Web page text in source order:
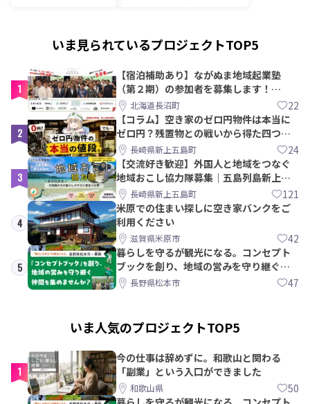
いま見られているプロジェクトTOP5
1
【宿泊補助あり】ながぬま地域起業塾
（第２期）の参加者を募集します！
【8/21〆】
北海道長沼町 22
2
【コラム】空き家のゼロ円物件は本当に
ゼロ円？残置物との戦いから得た四つの
教訓｜新上五島町
長崎県新上五島町 24
3
【交流好き歓迎】外国人と地域をつなぐ
地域おこし協力隊募集｜五島列島新上五
島町長崎県新上五島町 121
4
米原での住まい探しに空き家バンクをご
利用ください
滋賀県米原市 42
5
暮らしを守るが観光になる。コンセプト
ブックを創り、地域の営みを守り継ぐ仲
間を集めませんか？
長野県松本市 47
いま人気のプロジェクトTOP5
1
今の仕事は辞めずに。和歌山と関わる
「副業」という入口ができました
和歌山県 50